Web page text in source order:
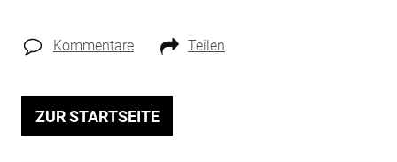
Kommentare Teilen
ZUR STARTSEITE